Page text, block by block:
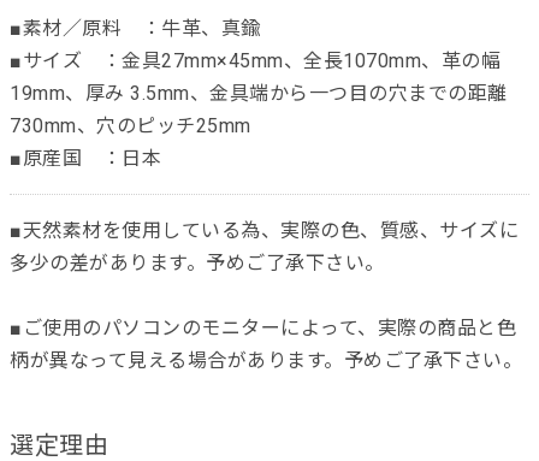
■素材／原料 ：牛革、真鍮
■サイズ ：金具27mm×45mm、全長1070mm、革の幅
19mm、厚み 3.5mm、金具端から一つ目の穴までの距離
730mm、穴のピッチ25mm
■原産国 ：日本
■天然素材を使用している為、実際の色、質感、サイズに
多少の差があります。予めご了承下さい。
■ご使用のパソコンのモニターによって、実際の商品と色
柄が異なって見える場合があります。予めご了承下さい。
選定理由